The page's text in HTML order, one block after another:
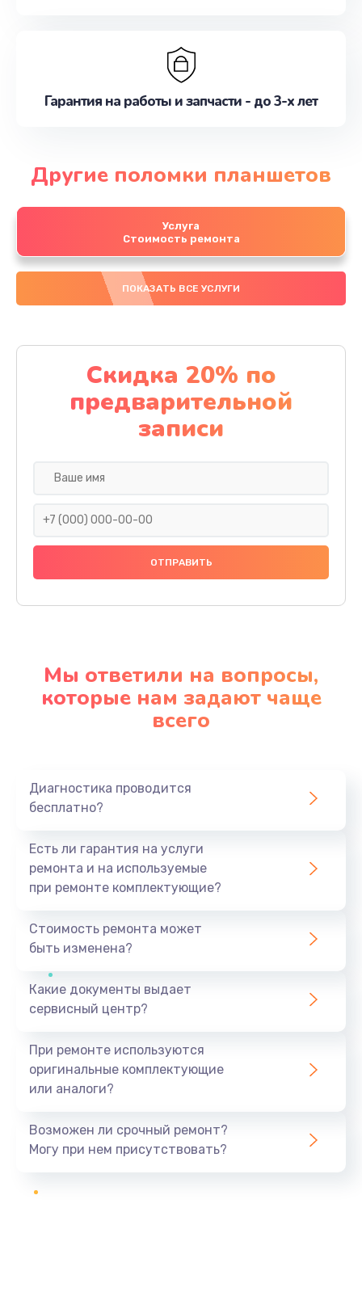
Гарантия на работы и запчасти - до 3-х лет
Другие поломки планшетов
Услуга
Стоимость ремонта
ПОКАЗАТЬ ВСЕ УСЛУГИ
Скидка 20% по
предварительной
записи
Мы ответили на вопросы,
которые нам задают чаще
всего
Диагностика проводится
бесплатно?
Есть ли гарантия на услуги
ремонта и на используемые
при ремонте комплектующие?
Стоимость ремонта может
быть изменена?
Какие документы выдает
сервисный центр?
При ремонте используются
оригинальные комплектующие
или аналоги?
Возможен ли срочный ремонт?
Могу при нем присутствовать?